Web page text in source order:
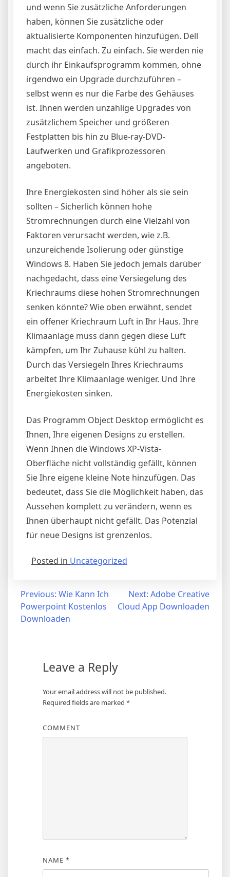
und wenn Sie zusätzliche Anforderungen
haben, können Sie zusätzliche oder
aktualisierte Komponenten hinzufügen. Dell
macht das einfach. Zu einfach. Sie werden nie
durch ihr Einkaufsprogramm kommen, ohne
irgendwo ein Upgrade durchzuführen –
selbst wenn es nur die Farbe des Gehäuses
ist. Ihnen werden unzählige Upgrades von
zusätzlichem Speicher und größeren
Festplatten bis hin zu Blue-ray-DVD-
Laufwerken und Grafikprozessoren
angeboten.
Ihre Energiekosten sind höher als sie sein
sollten – Sicherlich können hohe
Stromrechnungen durch eine Vielzahl von
Faktoren verursacht werden, wie z.B.
unzureichende Isolierung oder günstige
Windows 8. Haben Sie jedoch jemals darüber
nachgedacht, dass eine Versiegelung des
Kriechraums diese hohen Stromrechnungen
senken könnte? Wie oben erwähnt, sendet
ein offener Kriechraum Luft in Ihr Haus. Ihre
Klimaanlage muss dann gegen diese Luft
kämpfen, um Ihr Zuhause kühl zu halten.
Durch das Versiegeln Ihres Kriechraums
arbeitet Ihre Klimaanlage weniger. Und Ihre
Energiekosten sinken.
Das Programm Object Desktop ermöglicht es
Ihnen, Ihre eigenen Designs zu erstellen.
Wenn Ihnen die Windows XP-Vista-
Oberfläche nicht vollständig gefällt, können
Sie Ihre eigene kleine Note hinzufügen. Das
bedeutet, dass Sie die Möglichkeit haben, das
Aussehen komplett zu verändern, wenn es
Ihnen überhaupt nicht gefällt. Das Potenzial
für neue Designs ist grenzenlos.
Posted in Uncategorized
Post
navigation
Previous: Wie Kann Ich
Powerpoint Kostenlos
Downloaden
Next: Adobe Creative
Cloud App Downloaden
Leave a Reply
Your email address will not be published.
Required fields are marked *
COMMENT
NAME *